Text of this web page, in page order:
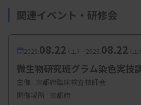
関連イベント・研修会
2026. 08.22（土） -2026. 08.22（土）
微生物研究班グラム染色実技
主催 : 京都府臨床検査技師会
開催場所 : 京都府